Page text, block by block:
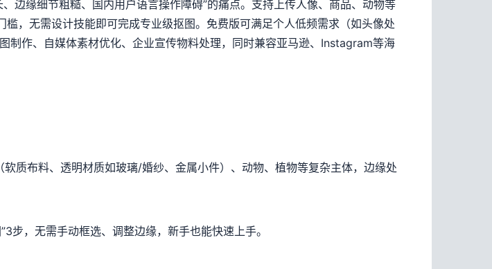
边缘细节粗糙、国内用户语言操作障碍”的痛点。支持上传人像、商品、动物等
，无需设计技能即可完成专业级抠图。免费版可满足个人低频需求（如头像处
制作、自媒体素材优化、企业宣传物料处理，同时兼容亚马逊、Instagram等海
质布料、透明材质如玻璃/婚纱、金属小件）、动物、植物等复杂主体，边缘处
，无需手动框选、调整边缘，新手也能快速上手。